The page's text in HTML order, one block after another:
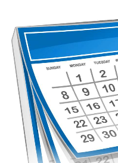
Vineri, valorile termice
la malul mării vor fi 33
mențin între 19 și 24 de
temporare după-
însoțite de fenomene